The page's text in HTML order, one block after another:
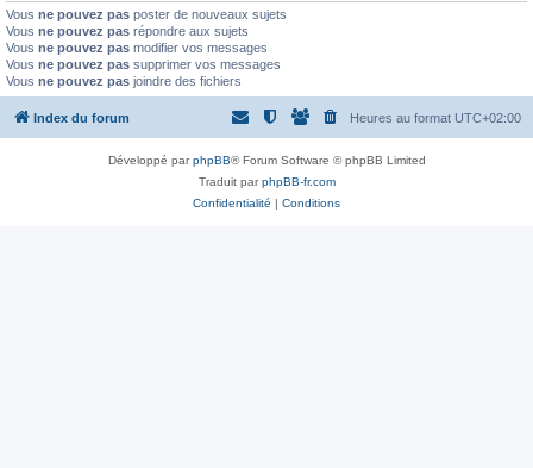
Vous ne pouvez pas poster de nouveaux sujets
Vous ne pouvez pas répondre aux sujets
Vous ne pouvez pas modifier vos messages
Vous ne pouvez pas supprimer vos messages
Vous ne pouvez pas joindre des fichiers
Index du forum Heures au format UTC+02:00
Développé parphpBB® Forum Software © phpBB Limited
Traduit parphpBB-fr.com
Confidentialité | Conditions